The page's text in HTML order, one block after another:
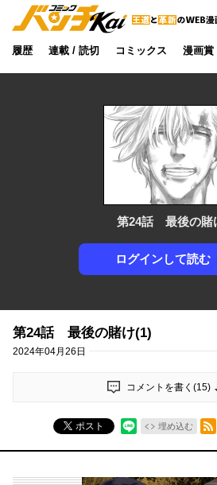
履歴 連載 / 読切 コミックス 漫画賞
第24話 最後の賭
ログインして読む
第24話 最後の賭け(1)
2024年04月26日
コメントを書く(15)
ポスト 埋め込む
RSSフィード